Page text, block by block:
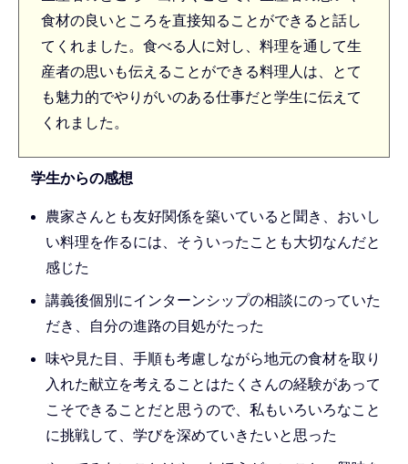
食材の良いところを直接知ることができると話し
てくれました。食べる人に対し、料理を通して生
産者の思いも伝えることができる料理人は、とて
も魅力的でやりがいのある仕事だと学生に伝えて
くれました。
学生からの感想
農家さんとも友好関係を築いていると聞き、おいし
い料理を作るには、そういったことも大切なんだと
感じた
講義後個別にインターンシップの相談にのっていた
だき、自分の進路の目処がたった
味や見た目、手順も考慮しながら地元の食材を取り
入れた献立を考えることはたくさんの経験があって
こそできることだと思うので、私もいろいろなこと
に挑戦して、学びを深めていきたいと思った